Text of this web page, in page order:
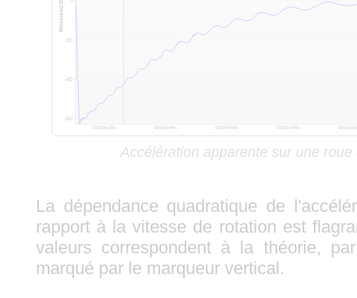
Accélération apparente sur une roue
La dépendance quadratique de
rapport à la vitesse de rotation est
valeurs correspondent à la théorie,
marqué par le marqueur vertical.